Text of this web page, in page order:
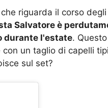
riguarda il corso
Salvatore è
durante l'estate.
un taglio di capelli
sul set?